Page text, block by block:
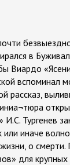
в
Виардо
вспоминал
рассказ,
Тургенев
иначе
о смерти.
для